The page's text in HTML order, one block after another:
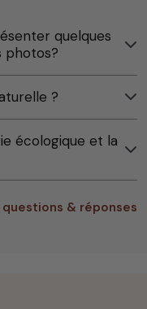
quelques
photos?
?
écologique et la
& réponses